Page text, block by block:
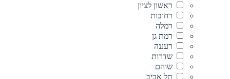
ראשון לציון
רחובות
רמלה
רמת גן
רעננה
שדרות
שוהם
תל אביב